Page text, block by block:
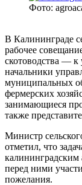
Фото:
В Калининграде
рабочее
скотоводства —
начальники
муниципальных
фермерских
занимающиеся
также
Министр
отметил, что
калининградским
перед ними
пожелания.